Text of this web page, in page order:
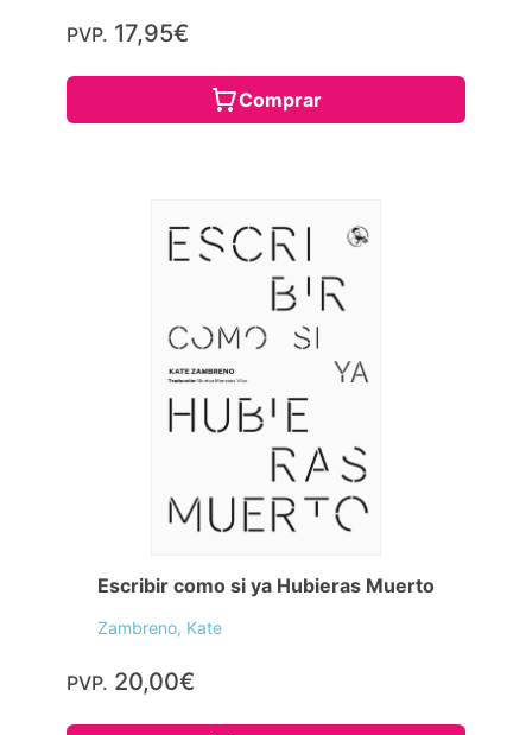
PVP. 17,95€
Comprar
Escribir como si ya Hubieras Muerto
Zambreno, Kate
PVP. 20,00€